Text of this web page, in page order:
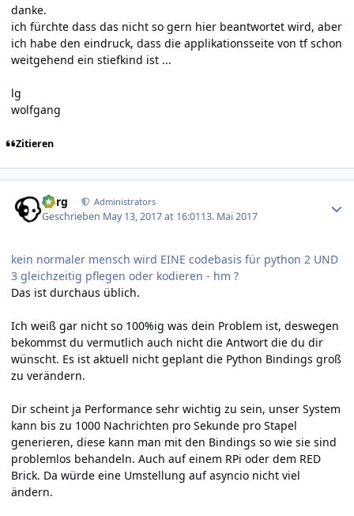
danke.
ich fürchte dass das nicht so gern hier beantwortet wird, aber
ich habe den eindruck, dass die applikationsseite von tf schon
weitgehend ein stiefkind ist ...
lg
wolfgang
Zitieren
borg Administrators
Geschrieben May 13, 2017 at 16:0113. Mai 2017
kein normaler mensch wird EINE codebasis für python 2 UND
3 gleichzeitig pflegen oder kodieren - hm ?
Das ist durchaus üblich.
Ich weiß gar nicht so 100%ig was dein Problem ist, deswegen
bekommst du vermutlich auch nicht die Antwort die du dir
wünscht. Es ist aktuell nicht geplant die Python Bindings groß
zu verändern.
Dir scheint ja Performance sehr wichtig zu sein, unser System
kann bis zu 1000 Nachrichten pro Sekunde pro Stapel
generieren, diese kann man mit den Bindings so wie sie sind
problemlos behandeln. Auch auf einem RPi oder dem RED
Brick. Da würde eine Umstellung auf asyncio nicht viel
ändern.